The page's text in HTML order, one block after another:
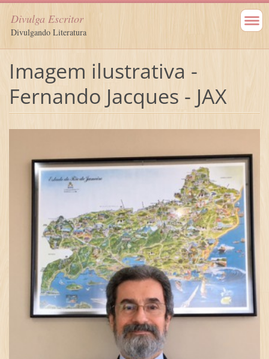
Divulga Escritor
Divulgando Literatura
Imagem ilustrativa -
Fernando Jacques - JAX